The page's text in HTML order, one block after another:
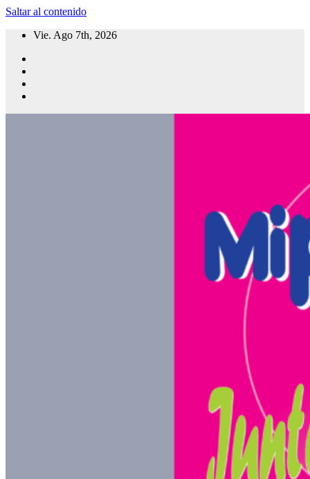
Saltar al contenido
Vie. Ago 7th, 2026